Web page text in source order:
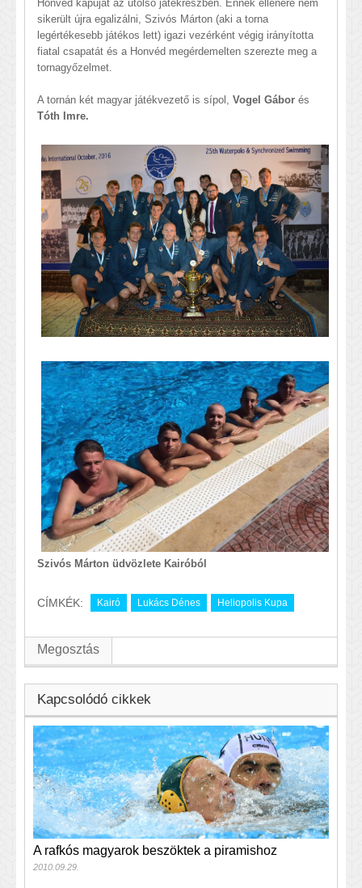
Honvéd kapuját az utolsó játékrészben. Ennek ellenére nem
sikerült újra egalizálni, Szivós Márton (aki a torna
legértékesebb játékos lett) igazi vezérként végig irányította
fiatal csapatát és a Honvéd megérdemelten szerezte meg a
tornagyőzelmet.
A tornán két magyar játékvezető is sípol, Vogel Gábor és
Tóth Imre.
Szivós Márton üdvözlete Kairóból
CÍMKÉK: Kairó Lukács Dénes Heliopolis Kupa
Megosztás
Kapcsolódó cikkek
A rafkós magyarok beszöktek a piramishoz
2010.09.29.